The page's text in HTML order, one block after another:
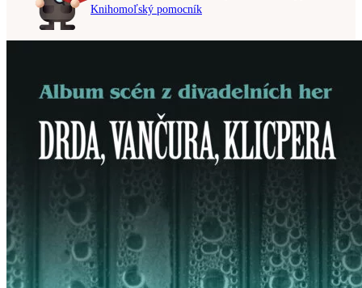
Knihomoľský pomocník